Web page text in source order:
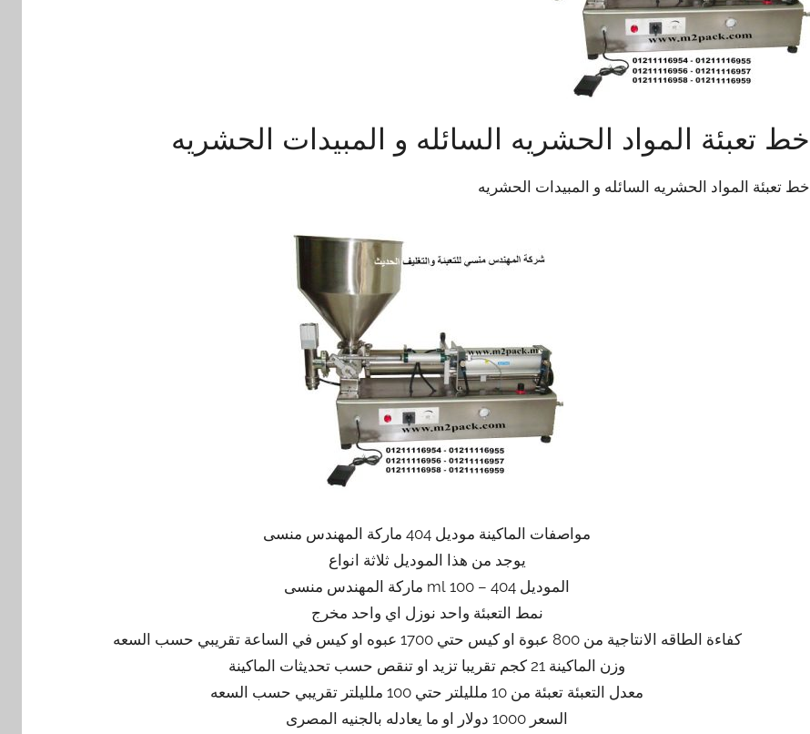
خط تعبئة المواد الحشريه السائله و المبيدات الحشريه
خط تعبئة المواد الحشريه السائله و المبيدات الحشريه
مواصفات الماكينة موديل 404 ماركة المهندس منسى
يوجد من هذا الموديل ثلاثة انواع
الموديل 404 – 100 ml ماركة المهندس منسى
نمط التعبئة واحد نوزل اي واحد مخرج
كفاءة الطاقه الانتاجية من 800 عبوة او كيس حتي 1700 عبوه او كيس في الساعة تقريبي حسب السعه
وزن الماكينة 21 كجم تقريبا تزيد او تنقص حسب تحديثات الماكينة
معدل التعبئة تعبئة من 10 ملليلتر حتي 100 ملليلتر تقريبي حسب السعه
السعر 1000 دولار او ما يعادله بالجنيه المصرى